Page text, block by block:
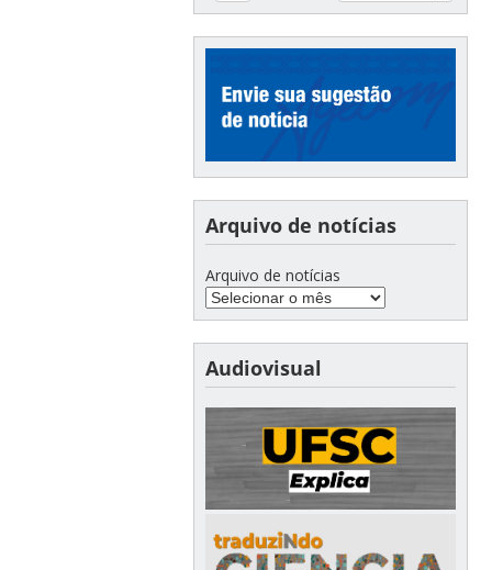
Arquivo de notícias
Arquivo de notícias
Audiovisual